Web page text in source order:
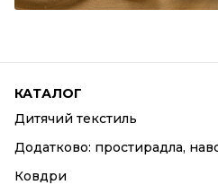
КАТАЛОГ
Дитячий текстиль
Додатково: простирадла,
Ковдри